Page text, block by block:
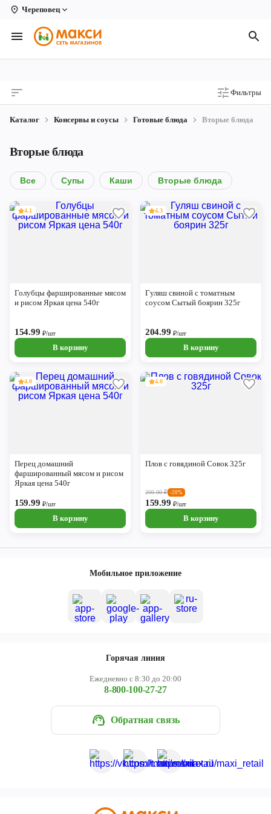
Череповец
Вологда
Архангельск
Киров
Коряжма
Котлас
Новодвинск
Рыбинск
Ярославль
Фильтры
Каталог Консервы и соусы Готовые блюда Вторые блюда
Вторые блюда
Все Супы Каши Вторые блюда
4.1
Голубцы фаршированные мясом
и рисом Яркая цена 540г
154.99 ₽/шт
В корзину
4.3
Гуляш свиной с томатным
соусом Сытый боярин 325г
204.99 ₽/шт
В корзину
4.0
Перец домашний
фаршированный мясом и рисом
Яркая цена 540г
159.99 ₽/шт
В корзину
4.0
Плов с говядиной Совок 325г
200.00₽ -20%
159.99 ₽/шт
В корзину
Мобильное приложение
Горячая линия
Ежедневно с 8:30 до 20:00
8-800-100-27-27
Обратная связь